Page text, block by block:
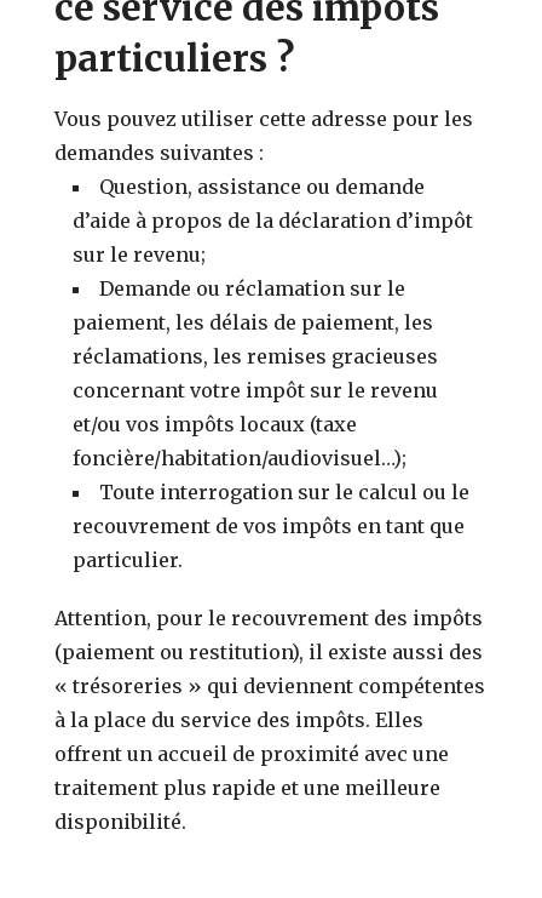
particuliers ?
Vous pouvez utiliser cette adresse pour les
demandes suivantes :
Question, assistance ou demande
d’aide à propos de la déclaration d’impôt
sur le revenu;
Demande ou réclamation sur le
paiement, les délais de paiement, les
réclamations, les remises gracieuses
concernant votre impôt sur le revenu
et/ou vos impôts locaux (taxe
foncière/habitation/audiovisuel…);
Toute interrogation sur le calcul ou le
recouvrement de vos impôts en tant que
particulier.
Attention, pour le recouvrement des impôts
(paiement ou restitution), il existe aussi des
« trésoreries » qui deviennent compétentes
à la place du service des impôts. Elles
offrent un accueil de proximité avec une
traitement plus rapide et une meilleure
disponibilité.